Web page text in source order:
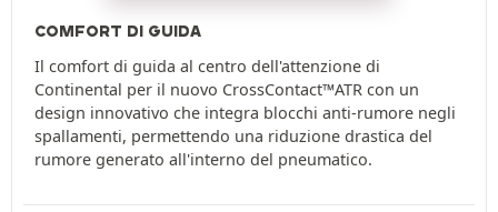
COMFORT DI GUIDA
Il comfort di guida al centro dell'attenzione di
Continental per il nuovo CrossContact™ATR con un
design innovativo che integra blocchi anti-rumore negli
spallamenti, permettendo una riduzione drastica del
rumore generato all'interno del pneumatico.